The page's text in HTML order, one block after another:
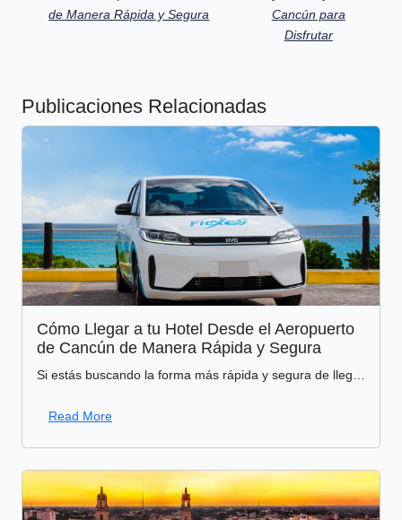
de Manera Rápida y Segura
Cancún para
Disfrutar
Publicaciones Relacionadas
Cómo Llegar a tu Hotel Desde el Aeropuerto
de Cancún de Manera Rápida y Segura
Read More